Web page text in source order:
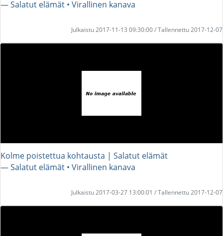
― Salatut elämät • Virallinen kanava
Julkaistu 2017-11-13 09:30:00 / Tallennettu 2017-12-07
Kolme poistettua kohtausta | Salatut elämät
― Salatut elämät • Virallinen kanava
Julkaistu 2017-03-27 13:00:01 / Tallennettu 2017-12-07